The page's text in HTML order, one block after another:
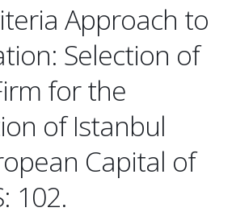
Approach to
Selection of
for the
of Istanbul
Capital of
102.